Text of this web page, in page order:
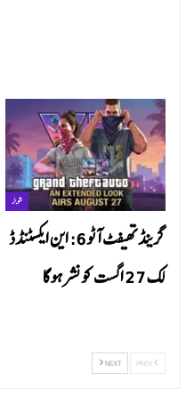
شوبز
گرینڈ تھیفٹ آٹو 6: این ایکسٹنڈڈ
لک 27 اگست کو نشر ہو گا
NEXT